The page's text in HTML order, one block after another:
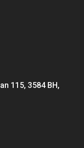
115, 3584 BH,